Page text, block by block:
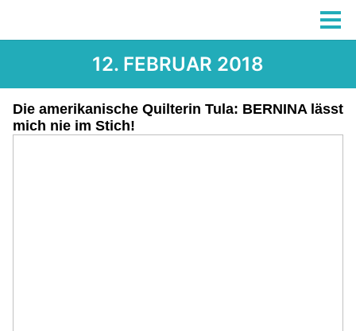
12. FEBRUAR 2018
Die amerikanische Quilterin Tula: BERNINA lässt
mich nie im Stich!